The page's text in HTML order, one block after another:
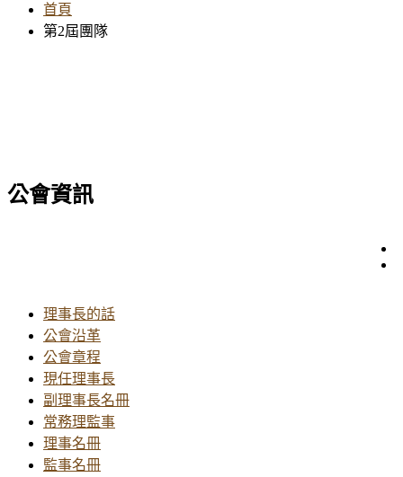
首頁
第2屆團隊
公會資訊
理事長的話
公會沿革
公會章程
現任理事長
副理事長名冊
常務理監事
理事名冊
監事名冊